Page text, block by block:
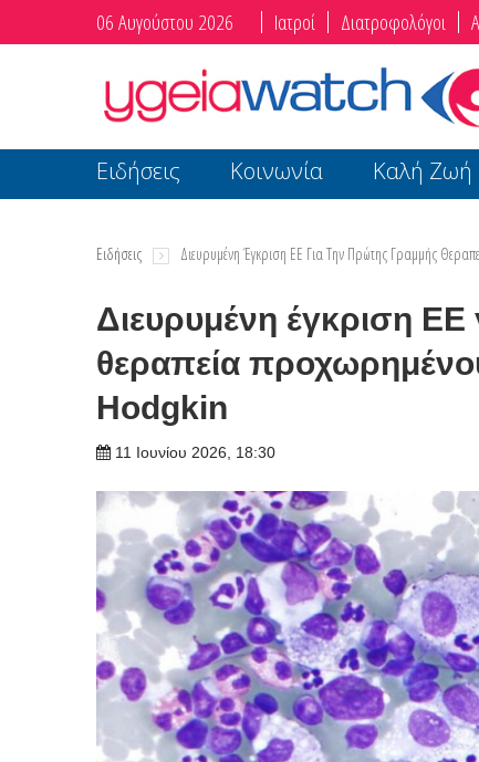
06 Αυγούστου 2026 Ιατροί Διατροφολόγοι
Ειδήσεις Κοινωνία Καλή Ζωή
Ειδήσεις Διευρυμένη Έγκριση ΕΕ Για Την Πρώτης Γραμμής
Διευρυμένη έγκριση
θεραπεία
Hodgkin
11 Ιουνίου 2026, 18:30